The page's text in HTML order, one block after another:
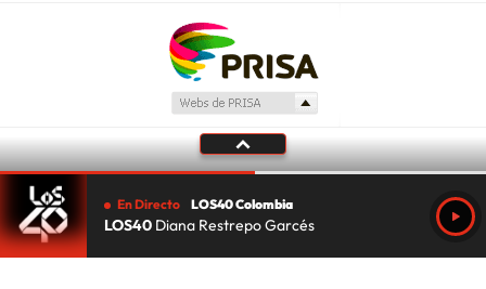
En Directo LOS40 Colombia
LOS40 Diana Restrepo Garcés